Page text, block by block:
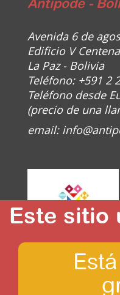
Antipode -
Avenida 6 de
Edificio V
La Paz - Bolivia
Teléfono: +591 2
Teléfono desde
(precio de una
email:
© Antipode 2020
Este sitio